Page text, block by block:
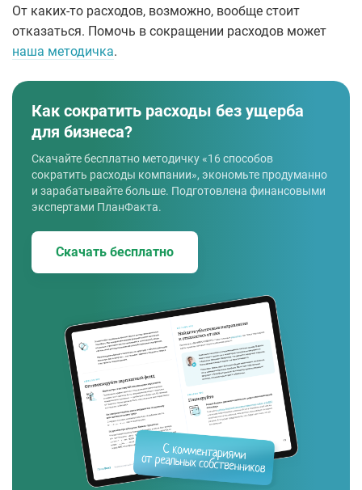
От каких-то расходов, возможно, вообще стоит
отказаться. Помочь в сокращении расходов может
наша методичка.
Как сократить расходы без ущерба
для бизнеса?
Скачайте бесплатно методичку «16 способов
сократить расходы компании», экономьте продуманно
и зарабатывайте больше. Подготовлена финансовыми
экспертами ПланФакта.
Скачать бесплатно